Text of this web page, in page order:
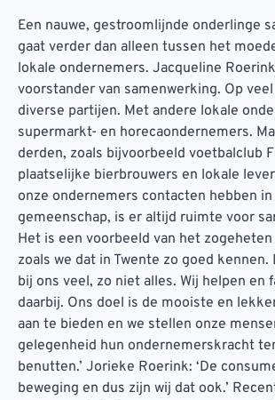
Een nauwe, gestroomlijnde onderlinge
gaat verder dan alleen tussen het
lokale ondernemers. Jacqueline
voorstander van samenwerking. Op
diverse partijen. Met andere lokale
supermarkt- en horecaondernemers.
derden, zoals bijvoorbeeld voetbalclub
plaatselijke bierbrouwers en lokale
onze ondernemers contacten hebben in
gemeenschap, is er altijd ruimte voor
Het is een voorbeeld van het zogeheten
zoals we dat in Twente zo goed kennen.
bij ons veel, zo niet alles. Wij helpen en
daarbij. Ons doel is de mooiste en
aan te bieden en we stellen onze
gelegenheid hun ondernemerskracht
benutten.’ Jorieke Roerink: ‘De
beweging en dus zijn wij dat ook.’